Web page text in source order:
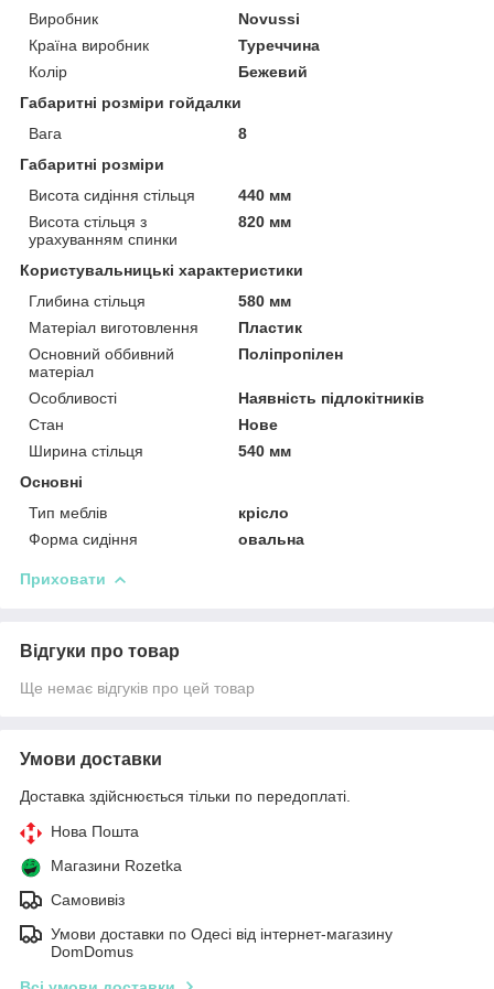
Виробник
Novussi
Країна виробник
Туреччина
Колір
Бежевий
Габаритні розміри гойдалки
Вага
8
Габаритні розміри
Висота сидіння стільця
440 мм
Висота стільця з
урахуванням спинки
820 мм
Користувальницькі характеристики
Глибина стільця
580 мм
Матеріал виготовлення
Пластик
Основний оббивний
матеріал
Поліпропілен
Особливості
Наявність підлокітників
Стан
Нове
Ширина стільця
540 мм
Основні
Тип меблів
крісло
Форма сидіння
овальна
Приховати
Відгуки про товар
Ще немає відгуків про цей товар
Умови доставки
Доставка здійснюється тільки по передоплаті.
Нова Пошта
Магазини Rozetka
Самовивіз
Умови доставки по Одесі від інтернет-магазину
DomDomus